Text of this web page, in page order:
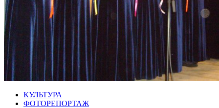
КУЛЬТУРА
ФОТОРЕПОРТАЖ